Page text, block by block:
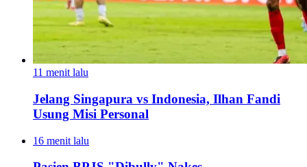
11 menit lalu
Jelang Singapura vs Indonesia, Ilhan Fandi
Usung Misi Personal
16 menit lalu